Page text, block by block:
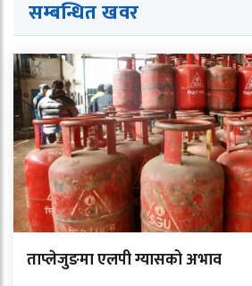
सम्बन्धित खवर
ताप्लेजुङमा एलपी ग्यासको अभाव